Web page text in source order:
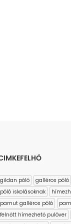
gildan póló galléros póló
póló iskolásoknak
pamut galléros póló
felnőtt hímezhető pulóver